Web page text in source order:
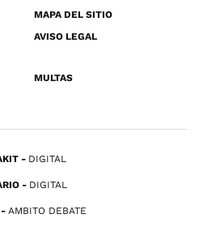
MAPA DEL SITIO
AVISO LEGAL
MULTAS
DIGITAL
DIGITAL
AMBITO DEBATE